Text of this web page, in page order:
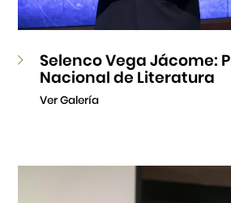
Selenco Vega Jácome:
Nacional de Literatura
Ver Galería